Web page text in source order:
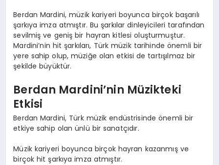
Berdan Mardini, müzik kariyeri boyunca birçok başarılı
şarkıya imza atmıştır. Bu şarkılar dinleyicileri tarafından
sevilmiş ve geniş bir hayran kitlesi oluşturmuştur.
Mardini’nin hit şarkıları, Türk müzik tarihinde önemli bir
yere sahip olup, müziğe olan etkisi de tartışılmaz bir
şekilde büyüktür.
Berdan Mardini’nin Müzikteki
Etkisi
Berdan Mardini, Türk müzik endüstrisinde önemli bir
etkiye sahip olan ünlü bir sanatçıdır.
Müzik kariyeri boyunca birçok hayran kazanmış ve
birçok hit şarkıya imza atmıştır.